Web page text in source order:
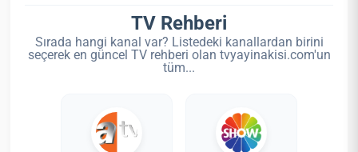
TV Rehberi
Sırada hangi kanal var? Listedeki kanallardan birini
seçerek en güncel TV rehberi olan tvyayinakisi.com'un
tüm...